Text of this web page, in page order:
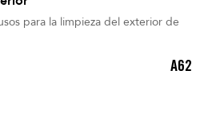
para la limpieza del exterior de
A62